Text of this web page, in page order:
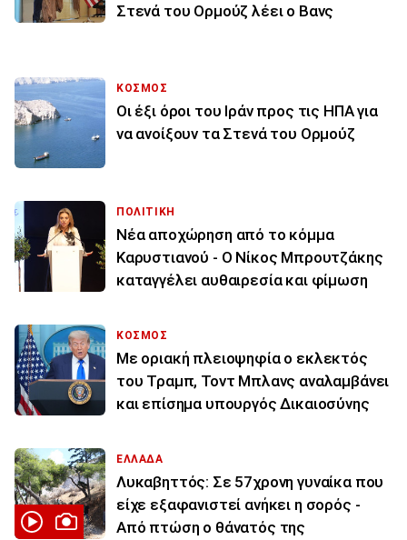
Στενά του Ορμούζ λέει ο Βανς
ΚΟΣΜΟΣ
Οι έξι όροι του Ιράν προς τις ΗΠΑ για
να ανοίξουν τα Στενά του Ορμούζ
ΠΟΛΙΤΙΚΗ
Νέα αποχώρηση από το κόμμα
Καρυστιανού - Ο Νίκος Μπρουτζάκης
καταγγέλει αυθαιρεσία και φίμωση
ΚΟΣΜΟΣ
Με οριακή πλειοψηφία ο εκλεκτός
του Τραμπ, Τοντ Μπλανς αναλαμβάνει
και επίσημα υπουργός Δικαιοσύνης
ΕΛΛΑΔΑ
Λυκαβηττός: Σε 57χρονη γυναίκα που
είχε εξαφανιστεί ανήκει η σορός -
Από πτώση ο θάνατός της